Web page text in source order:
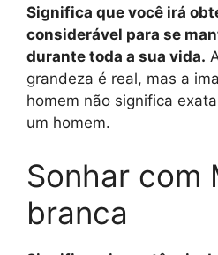
Significa que você irá
considerável para se
durante toda a sua vida.
grandeza é real, mas a
homem não significa
um homem.
Sonhar com
branca